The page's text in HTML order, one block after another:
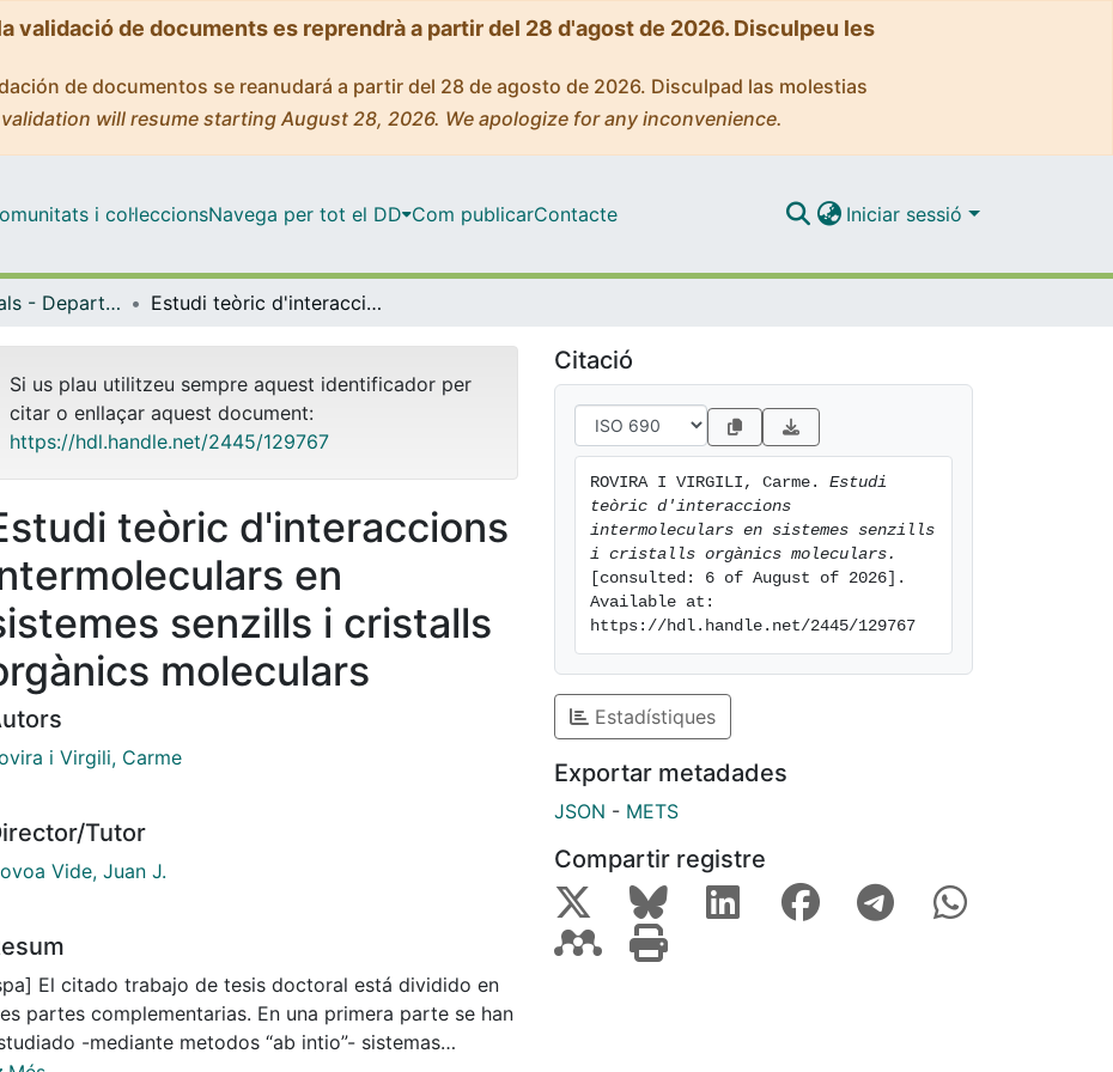
validació de documents es reprendrà a partir del 28 d'agost de 2026. Disculpeu les
de documentos se reanudará a partir del 28 de agosto de 2026. Disculpad las molestias
will resume starting August 28, 2026. We apologize for any inconvenience.
i col·leccionsNavega per tot el DD Com publicarContacte Iniciar sessió
Tesis Doctorals - Departament - Química Física Estudi teòric d'interaccions intermoleculars en sistemes senzills i cristalls orgànics moleculars
Si us plau utilitzeu sempre aquest identificador per
citar o enllaçar aquest document:
https://hdl.handle.net/2445/129767
teòric d'interaccions
en
senzills i cristalls
moleculars
i Virgili, Carme
Tutor
Vide, Juan J.
El citado trabajo de tesis doctoral está dividido en
partes complementarias. En una primera parte se han
-mediante metodos “ab intio”- sistemas
Citació
ROVIRA I VIRGILI, Carme. Estudi
teòric d'interaccions
intermoleculars en sistemes senzills
i cristalls orgànics moleculars.
[consulted: 6 of August of 2026].
Available at:
https://hdl.handle.net/2445/129767
Estadístiques
Exportar metadades
JSON - METS
Compartir registre